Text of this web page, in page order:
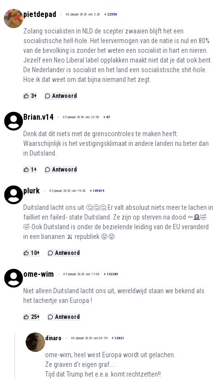
pietdepad 06 januari 2026 om 2:26 + 22556
Zolang socialisten in NLD de scepter zwaaien blijft het een
socialistische hell-hole. Het leervermogen van de natie is nul en 80%
van de bevolking is zonder het weten een socialist in hart en nieren.
Jezelf een Neo Liberal label opplakken maakt niet dat je dat ook bent.
De Nederlander is socialist en het land een socialistische shit-hole.
Hoe ik dat weet om dat bijna niemand het zegt.
3+ Antwoord
Brian.v14 05 januari 2026 om 22:50 + 67
Denk dat dit niets met de grenscontroles te maken heeft.
Waarschijnlijk is het vestigingsklimaat in andere landen nu beter dan
in Duitsland.
1 + Antwoord
plurk 05 januari 2026 om 19:28 + 149419
Duitsland lacht ons uit 🤔🤔🤔 Er valt absoluut niets meer te lachen in
failliet en failed- state Duitsland. Ze zijn op sterven na dood ⚰️🪦🤣
🤣 Ook Duitsland is onder de bezielende leiding van de EU veranderd
in een bananen 🍌 republiek 😝😝
10+ Antwoord
ome-wim 05 januari 2026 om 17:08 + 132281
Niet alleen Duitsland lacht ons uit, wereldwijd staan we bekend als
het lachertje van Europa !
25+ Antwoord
dinaro 06 januari 2026 om 00:59 + 13621
ome-wim, heel west Europa wordt uit gelachen.
Ze graven d'r eigen graf....
Tijd dat Trump het e.e.a. komt rechtzetten!!